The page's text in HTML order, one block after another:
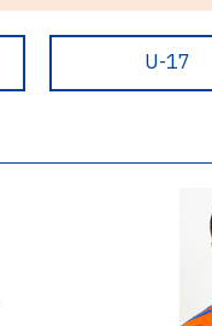
U-17